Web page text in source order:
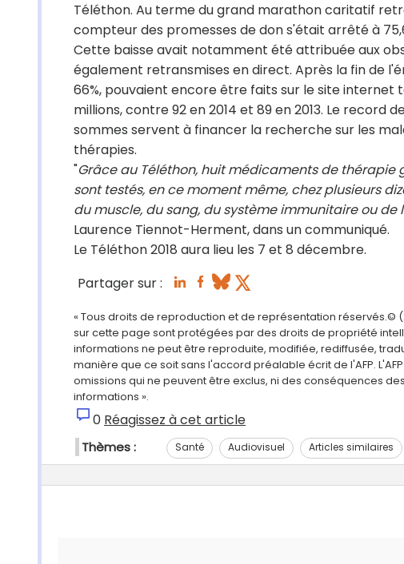
Téléthon. Au terme du grand marathon caritatif
compteur des promesses de don s'était arrêté à
Cette baisse avait notamment été attribuée aux
également retransmises en direct. Après la fin de
66%, pouvaient encore être faits sur le site internet
millions, contre 92 en2014 et 89 en 2013. Le record
sommes servent à financer la recherche sur les
thérapies.
"Grâce au Téléthon, huit médicaments de thérapie
sont testés, en ce moment même, chez plusieurs
du muscle, du sang, dusystème immunitaire ou de
Laurence Tiennot-Herment, dans un communiqué.
Le Téléthon 2018 aura lieu les 7 et 8 décembre.
Partager sur :
« Tous droits de reproduction et de représentation
sur cette page sont protégées par des droits de propriété
informations ne peut être reproduite, modifiée, rediffusée,
manière que ce soit sans l'accord préalable écrit de l'AFP.
omissions qui ne peuvent être exclus, ni des conséquences
informations ».
0 Réagissez à cet article
Thèmes : Santé Audiovisuel Articles similaires